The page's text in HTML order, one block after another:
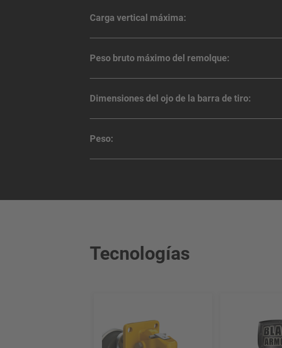
Carga vertical máxima:
Peso bruto máximo del remolque:
Dimensiones del ojo de la barra de tiro:
Peso:
Tecnologías